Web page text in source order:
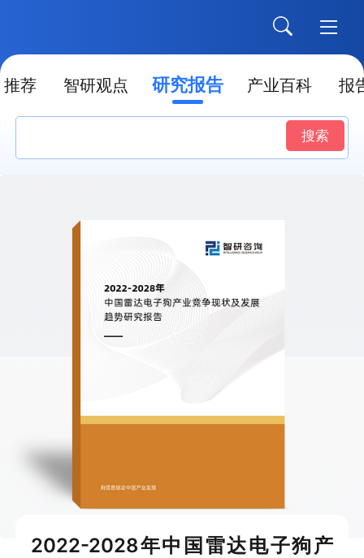
推荐 智研观点 研究报告 产业百科 报
搜索
2022-2028年中国雷达电子狗产